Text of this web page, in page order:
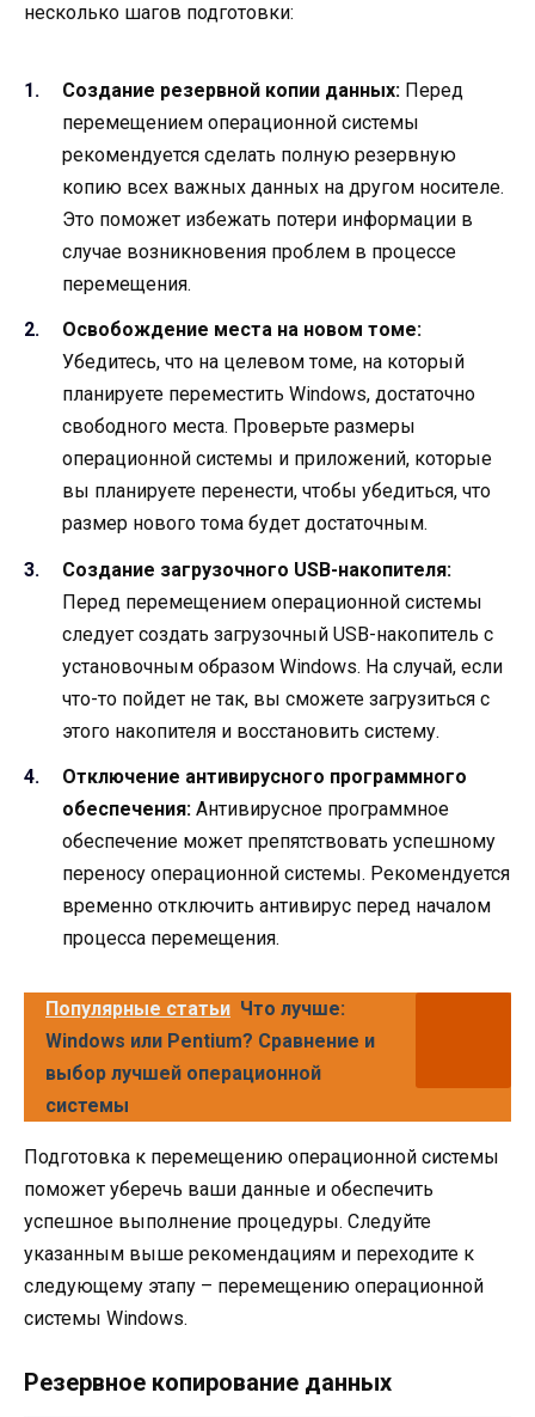
несколько шагов подготовки:
Создание резервной копии данных: Перед
перемещением операционной системы
рекомендуется сделать полную резервную
копию всех важных данных на другом носителе.
Это поможет избежать потери информации в
случае возникновения проблем в процессе
перемещения.
Освобождение места на новом томе:
Убедитесь, что на целевом томе, на который
планируете переместить Windows, достаточно
свободного места. Проверьте размеры
операционной системы и приложений, которые
вы планируете перенести, чтобы убедиться, что
размер нового тома будет достаточным.
Создание загрузочного USB-накопителя:
Перед перемещением операционной системы
следует создать загрузочный USB-накопитель с
установочным образом Windows. На случай, если
что-то пойдет не так, вы сможете загрузиться с
этого накопителя и восстановить систему.
Отключение антивирусного программного
обеспечения: Антивирусное программное
обеспечение может препятствовать успешному
переносу операционной системы. Рекомендуется
временно отключить антивирус перед началом
процесса перемещения.
Популярные статьи Что лучше:
Windows или Pentium? Сравнение и
выбор лучшей операционной
системы
Подготовка к перемещению операционной системы
поможет уберечь ваши данные и обеспечить
успешное выполнение процедуры. Следуйте
указанным выше рекомендациям и переходите к
следующему этапу – перемещению операционной
системы Windows.
Резервное копирование данных